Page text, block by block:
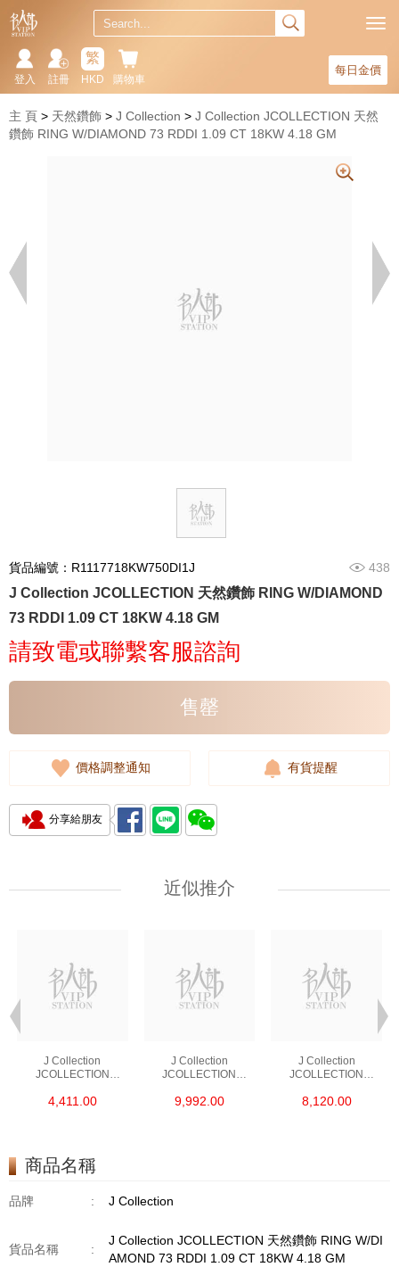
每日金價
購物車
繁
HKD
註冊
登入
主 頁 天然鑽飾 J Collection
J Collection JCOLLECTION 天然
鑽飾 RING W/DIAMOND 73 RDDI 1.09 CT 18KW 4.18 GM
貨品編號：R1117718KW750DI1J 438
J Collection JCOLLECTION 天然鑽飾 RING W/DIAMOND
73 RDDI 1.09 CT 18KW 4.18 GM
請致電或聯繫客服諮詢
售罄
價格調整通知 有貨提醒
分享給朋友
近似推介
J Collection
JCOLLECTION
RDDI 0.48 CT18KR
4,411.00
J Collection
JCOLLECTION
RDDI 1.34 CT18KW
9,992.00
J Collection
JCOLLECTION
W/DIAMOND 7
8,120.00
商品名稱
品牌 : J Collection
貨品名稱 :
J Collection JCOLLECTION 天然鑽飾 RING W/DI
AMOND 73 RDDI 1.09 CT 18KW 4.18 GM